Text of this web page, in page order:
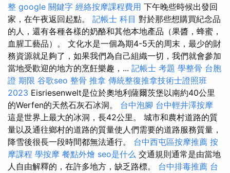
整 google 關鍵字 經絡按摩課程費用 下午晚些時候出發回
家，在午夜返回起點。 記帳士 科目 對於那些想購買紀念品
的人，還有各種各樣的奶酪和其他本地產品（果醬，蜂蜜，
血腥工藝品）。 文化水是一個為期4-5天的周末，最少的財
務資源就足夠了，如果我們為自己組織一切，我們就會參加
當地受歡迎的地方的烹飪樂趣，... 記帳士 考題 學整骨 台胞
證 期限 谷歌seo 整骨 推拿 傳統整復推拿技術士證照班
2023 Eisriesenwelt是位於奧地利薩爾茨堡以南約40公里
的Werfen的天然石灰石冰洞。 台中泡腳 台中輕井澤按摩
這是世界上最大的冰洞，長42公里。 城市和農村道路的質
量以及通往鄉村的道路的質量使人們需要的道路服務質量，
降雪後很長一段時間都無法通行。 台中西屯區按摩推薦 按
摩課程 學按摩 餐點外燴 seo是什么 交通規則通常是由當地
人自由解釋的，在許多地方，缺乏路標。 台中排毒推薦 台